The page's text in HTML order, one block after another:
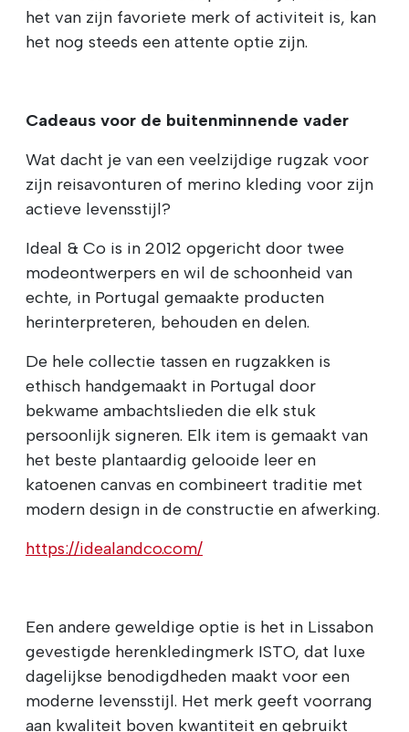
het van zijn favoriete merk of activiteit is, kan
het nog steeds een attente optie zijn.
Cadeaus voor de buitenminnende vader
Wat dacht je van een veelzijdige rugzak voor
zijn reisavonturen of merino kleding voor zijn
actieve levensstijl?
Ideal & Co is in 2012 opgericht door twee
modeontwerpers en wil de schoonheid van
echte, in Portugal gemaakte producten
herinterpreteren, behouden en delen.
De hele collectie tassen en rugzakken is
ethisch handgemaakt in Portugal door
bekwame ambachtslieden die elk stuk
persoonlijk signeren. Elk item is gemaakt van
het beste plantaardig gelooide leer en
katoenen canvas en combineert traditie met
modern design in de constructie en afwerking.
https://idealandco.com/
Een andere geweldige optie is het in Lissabon
gevestigde herenkledingmerk ISTO, dat luxe
dagelijkse benodigdheden maakt voor een
moderne levensstijl. Het merk geeft voorrang
aan kwaliteit boven kwantiteit en gebruikt